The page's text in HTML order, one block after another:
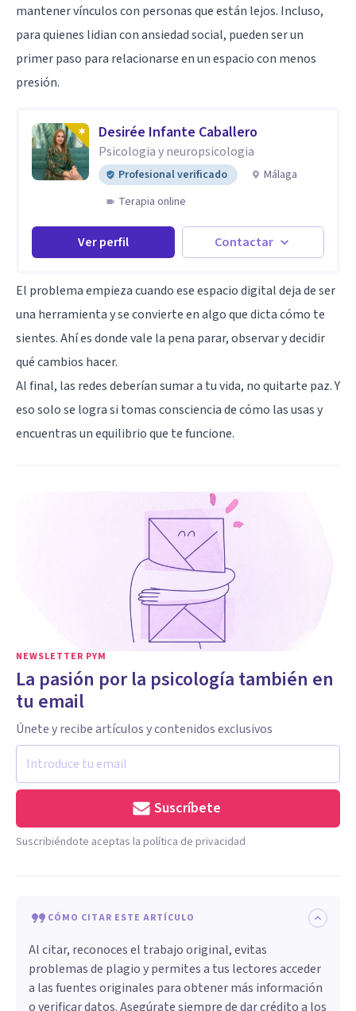
mantener vínculos con personas que están lejos. Incluso,
para quienes lidian con ansiedad social, pueden ser un
primer paso para relacionarse en un espacio con menos
presión.
Desirée Infante Caballero
Psicologia y neuropsicologia
Profesional verificado
Málaga
Terapia online
Ver perfil Contactar
El problema empieza cuando ese espacio digital deja de ser
una herramienta y se convierte en algo que dicta cómo te
sientes. Ahí es donde vale la pena parar, observar y decidir
qué cambios hacer.
Al final, las redes deberían sumar a tu vida, no quitarte paz. Y
eso solo se logra si tomas consciencia de cómo las usas y
encuentras un equilibrio que te funcione.
NEWSLETTER PYM
La pasión por la psicología también en
tu email
Únete y recibe artículos y contenidos exclusivos
Suscríbete
Suscribiéndote aceptas la política de privacidad
CÓMO CITAR ESTE ARTÍCULO
Al citar, reconoces el trabajo original, evitas
problemas de plagio y permites a tus lectores acceder
a las fuentes originales para obtener más información
o verificar datos. Asegúrate siempre de dar crédito a los